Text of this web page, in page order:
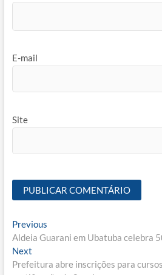
E-mail
Site
Navegação
de
Post
PreviousPrevious
post:
Aldeia Guarani em Ubatuba celebra
NextNext
post:
Prefeitura abre inscrições para